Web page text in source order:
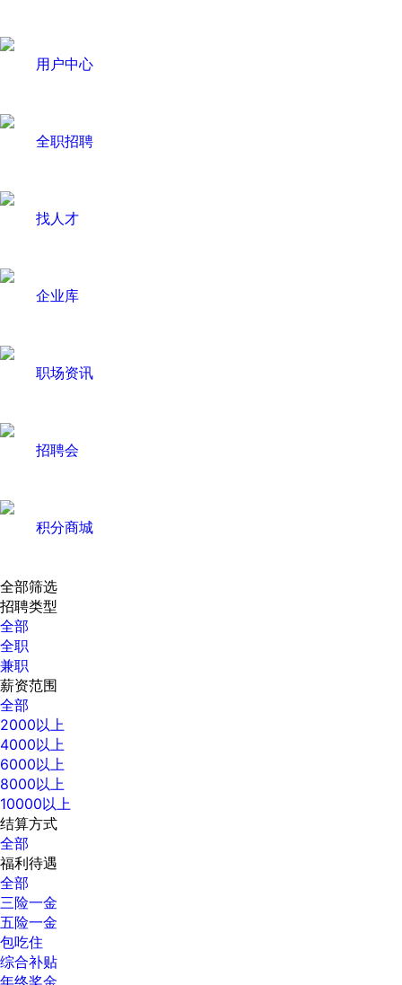
用户中心
全职招聘
找人才
企业库
职场资讯
招聘会
积分商城
全部筛选
招聘类型
全部
全职
兼职
薪资范围
全部
2000以上
4000以上
6000以上
8000以上
10000以上
结算方式
全部
福利待遇
全部
三险一金
五险一金
包吃住
综合补贴